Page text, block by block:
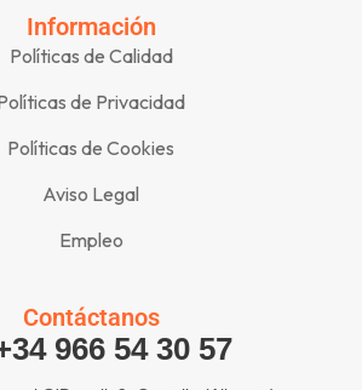
Información
Políticas de Calidad
de Privacidad
Políticas de Cookies
Aviso Legal
Empleo
Contáctanos
966 54 30 57